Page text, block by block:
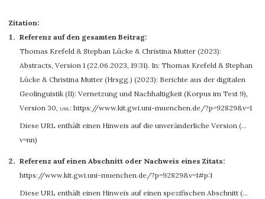
Zitation:
Referenz auf den gesamten Beitrag:
Thomas Krefeld & Stephan Lücke & Christina Mutter (2023):
Abstracts, Version 1 (22.06.2023, 19:31). In: Thomas Krefeld & Stephan
Lücke & Christina Mutter (Hrsgg.) (2023): Berichte aus der digitalen
Geolinguistik (II): Vernetzung und Nachhaltigkeit (Korpus im Text 9),
Version 30, url: https://www.kit.gwi.uni-muenchen.de/?p=92829&v=1
Diese URL enthält einen Hinweis auf die unveränderliche Version (…
v=nn)
Referenz auf einen Abschnitt oder Nachweis eines Zitats:
https://www.kit.gwi.uni-muenchen.de/?p=92829&v=1#p:1
Diese URL enthält einen Hinweis auf einen spezifischen Abschnitt (…